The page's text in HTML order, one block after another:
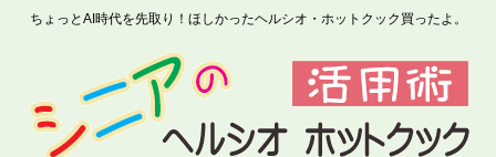
ちょっとAI時代を先取り！ほしかったヘルシオ・ホットクック買ったよ。